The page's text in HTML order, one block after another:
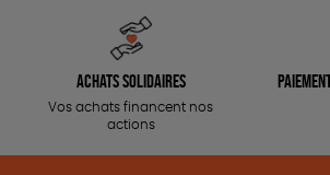
Achats solidaires
Vos achats financent nos
actions